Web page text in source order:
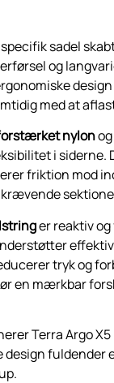
sadel
og
med at
nylon
i siderne.
friktion mod
er reaktiv
tryk og
en mærkbar
Terra Argo
fuldender